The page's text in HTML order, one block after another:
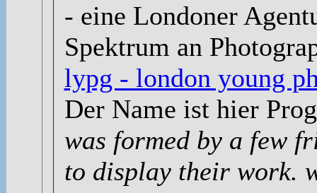
- eine Londoner
Spektrum an
lypg - london young
Der Name ist hier
was formed by a few
to display their work.